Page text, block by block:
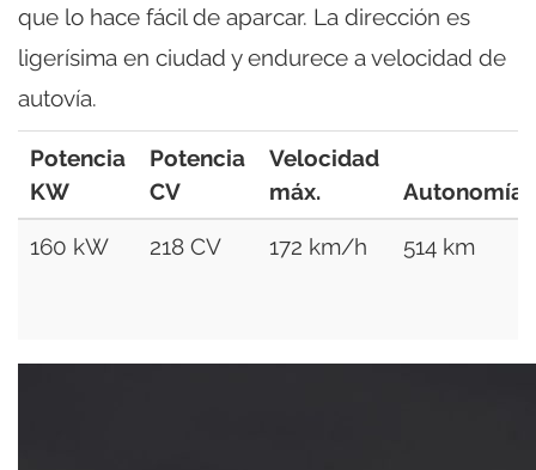
que lo hace fácil de aparcar. La dirección es
ligerísima en ciudad y endurece a velocidad de
autovía.
Potencia
KW
Potencia
CV
Velocidad
máx.
Autonomía
160 kW 218 CV 172 km/h 514 km